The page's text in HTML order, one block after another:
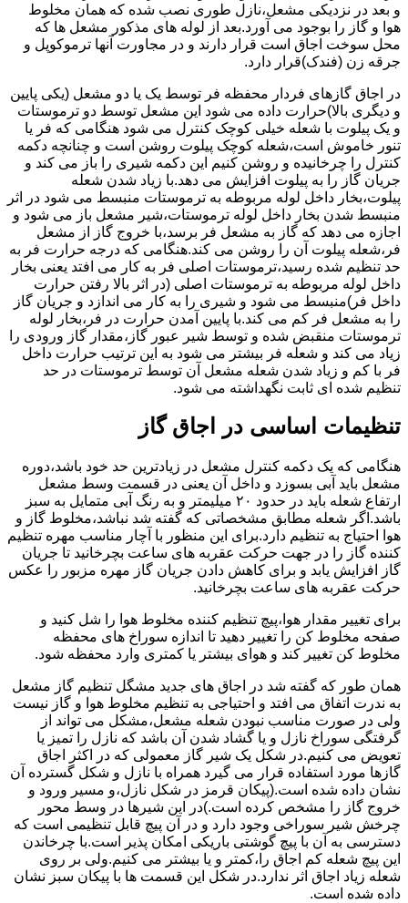
و بعد در نزدیکی مشعل،نازل طوری نصب شده که همان مخلوط
هوا و گاز را بوجود می آورد.بعد از لوله های مذکور مشعل ها که
محل سوخت اجاق است قرار دارند و در مجاورت آنها ترموکوپل و
جرقه زن (فندک)قرار دارد.
در اجاق گازهای فردار محفظه فر توسط یک یا دو مشعل (یکی پایین
و دیگری بالا)حرارت داده می شود این مشعل توسط دو ترموستات
و یک پیلوت با شعله خیلی کوچک کنترل می شود هنگامی که فر یا
تنور خاموش است،شعله کوچک پیلوت روشن است و چنانچه دکمه
کنترل را چرخانیده و روشن کنیم این دکمه شیری را باز می کند و
جریان گاز را به پیلوت افزایش می دهد.با زیاد شدن شعله
پیلوت،بخار داخل لوله مربوطه به ترموستات منبسط می شود در اثر
منبسط شدن بخار داخل لوله ترموستات،شیر مشعل باز می شود و
اجازه می دهد که گاز به مشعل فر برسد،با خروج گاز از مشعل
فر،شعله پیلوت آن را روشن می کند.هنگامی که درجه حرارت فر به
حد تنظیم شده رسید،ترموستات اصلی فر به کار می افتد یعنی بخار
داخل لوله مربوطه به ترموستات اصلی (در اثر بالا رفتن حرارت
داخل فر)منبسط می شود و شیری را به کار می اندازد و جریان گاز
را به مشعل فر کم می کند.با پایین آمدن حرارت در فر،بخار لوله
ترموستات منقبض شده و توسط شیر عبور گاز،مقدار گاز ورودی را
زیاد می کند و شعله فر بیشتر می شود به این ترتیب حرارت داخل
فر با کم و زیاد شدن شعله مشعل آن توسط ترموستات در حد
تنظیم شده ای ثابت نگهداشته می شود.
تنظیمات اساسی در اجاق گاز
هنگامی که یک دکمه کنترل مشعل در زیادترین حد خود باشد،دوره
مشعل باید آبی بسوزد و داخل آن یعنی در قسمت وسط مشعل
ارتفاع شعله باید در حدود ۲۰ میلیمتر و به رنگ آبی متمایل به سبز
باشد.اگر شعله مطابق مشخصاتی که گفته شد نباشد،مخلوط گاز و
هوا احتیاج به تنظیم دارد.برای این منظور با آچار مناسب مهره تنظیم
کننده گاز را در جهت حرکت عقربه های ساعت بچرخانید تا جریان
گاز افزایش یابد و برای کاهش دادن جریان گاز مهره مزبور را عکس
حرکت عقربه های ساعت بچرخانید.
برای تغییر مقدار هوا،پیچ تنظیم کننده مخلوط هوا را شل کنید و
صفحه مخلوط کن را تغییر دهید تا اندازه سوراخ های محفظه
مخلوط کن تغییر کند و هوای بیشتر یا کمتری وارد محفظه شود.
همان طور که گفته شد در اجاق های جدید مشگل تنظیم گاز مشعل
به ندرت اتفاق می افتد و احتیاجی به تنظیم مخلوط هوا و گاز نیست
ولی در صورت مناسب نبودن شعله مشعل،مشکل می تواند از
گرفتگی سوراخ نازل و یا گشاد شدن آن باشد که نازل را تمیز یا
تعویض می کنیم.در شکل یک شیر گاز معمولی که در اکثر اجاق
گازها مورد استفاده قرار می گیرد همراه با نازل و شکل گسترده آن
نشان داده شده است.(پیکان قرمز در شکل نازل،و مسیر ورود و
خروج گاز را مشخص کرده است.)در این شیرها در وسط محور
چرخش شیر سوراخی وجود دارد و در آن پیچ قابل تنظیمی است که
دسترسی به آن با پیچ گوشتی باریکی امکان پذیر است.با چرخاندن
این پیچ شعله کم اجاق را،کمتر و یا بیشتر می کنیم.ولی بر روی
شعله زیاد اجاق اثر ندارد.در شکل این قسمت ها با پیکان سبز نشان
داده شده است.